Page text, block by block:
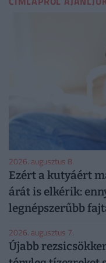
2026. augusztus 8.
Ezért a kutyáért
árát is elkérik:
legnépszerűbb
2026. augusztus 7.
Újabb